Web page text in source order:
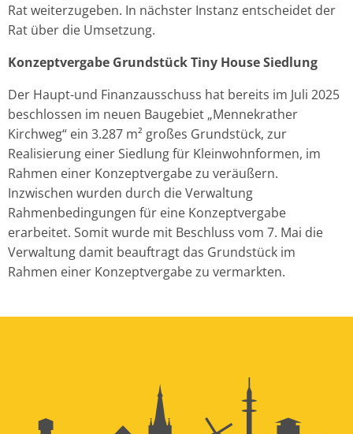
Rat weiterzugeben. In nächster Instanz entscheidet der
Rat über die Umsetzung.
Konzeptvergabe Grundstück Tiny House Siedlung
Der Haupt-und Finanzausschuss hat bereits im Juli 2025
beschlossen im neuen Baugebiet „Mennekrather
Kirchweg“ ein 3.287 m² großes Grundstück, zur
Realisierung einer Siedlung für Kleinwohnformen, im
Rahmen einer Konzeptvergabe zu veräußern.
Inzwischen wurden durch die Verwaltung
Rahmenbedingungen für eine Konzeptvergabe
erarbeitet. Somit wurde mit Beschluss vom 7. Mai die
Verwaltung damit beauftragt das Grundstück im
Rahmen einer Konzeptvergabe zu vermarkten.